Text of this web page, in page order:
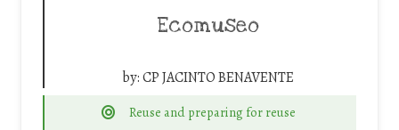
Ecomuseo
by:CP JACINTO BENAVENTE
Reuse and preparing for reuse